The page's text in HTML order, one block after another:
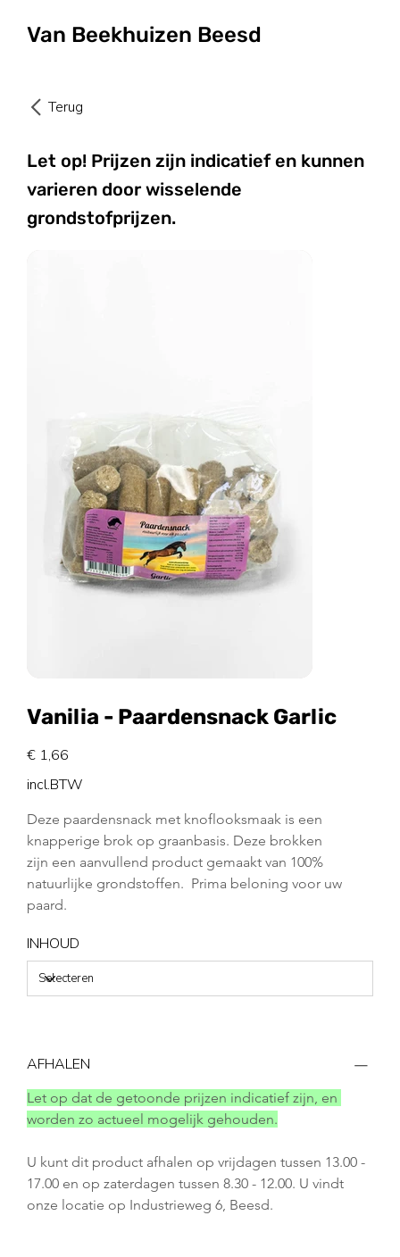
Van Beekhuizen Beesd
Let op! Prijzen zijn indicatief en kunnen
varieren door wisselende
grondstofprijzen.
Terug
Vanilia - Paardensnack Garlic
Prijs
€ 1,66
incl.BTW
Deze paardensnack met knoflooksmaak is een
knapperige brok op graanbasis. Deze brokken
zijn een aanvullend product gemaakt van 100%
natuurlijke grondstoffen.  Prima beloning voor uw
paard.
INHOUD
AFHALEN
Let op dat de getoonde prijzen indicatief zijn, en
worden zo actueel mogelijk gehouden.
U kunt dit product afhalen op vrijdagen tussen 13.00 -
17.00 en op zaterdagen tussen 8.30 - 12.00. U vindt
onze locatie op Industrieweg 6, Beesd.